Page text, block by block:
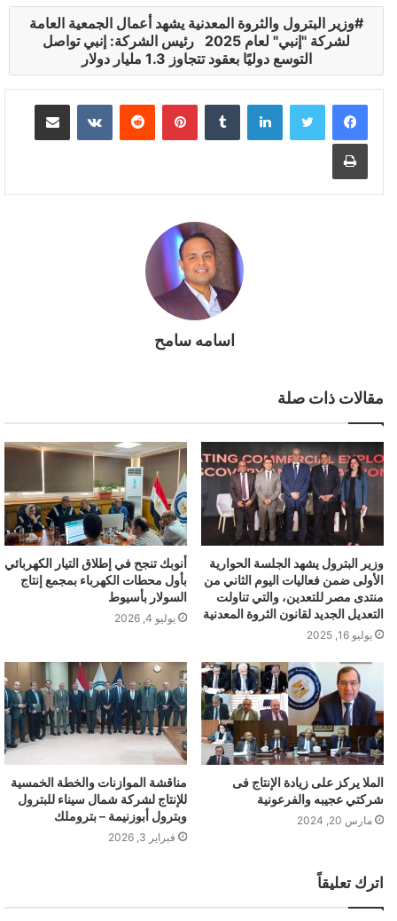
وزير البترول والثروة المعدنية يشهد أعمال الجمعية العامة
لشركة "إنبي" لعام 2025 رئيس الشركة: إنبي تواصل
التوسع دوليًا بعقود تتجاوز 1.3 مليار دولار
لينكدإن بينتيريست مشاركة عبر البريد
طباعة
اسامه سامح
مقالات ذات صلة
وزير البترول يشهد الجلسة الحوارية
الأولى ضمن فعاليات اليوم الثاني من
منتدى مصر للتعدين، والتي تناولت
التعديل الجديد لقانون الثروة المعدنية
يوليو 16, 2025
أنوبك تنجح في إطلاق التيار الكهربائي
بأول محطات الكهرباء بمجمع إنتاج
السولار بأسيوط
يوليو 4, 2026
الملا يركز على زيادة الإنتاج فى
شركتي عجيبه والفرعونية
مارس 20, 2024
مناقشة الموازنات والخطة الخمسية
للإنتاج لشركة شمال سيناء للبترول
وبترول أبوزنيمة – بتروملك
فبراير 3, 2026
اترك تعليقاً